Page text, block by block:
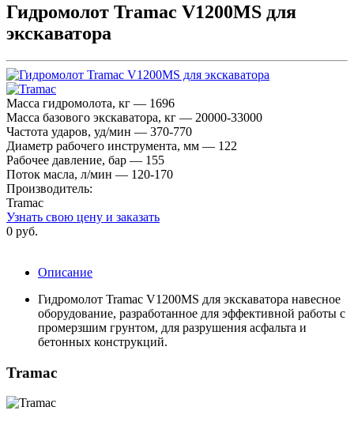
Гидромолот Tramac V1200MS для
экскаватора
Масса гидромолота, кг — 1696
Масса базового экскаватора, кг — 20000-33000
Частота ударов, уд/мин — 370-770
Диаметр рабочего инструмента, мм — 122
Рабочее давление, бар — 155
Поток масла, л/мин — 120-170
Производитель:
Tramac
Узнать свою цену и заказать
0 руб.
Описание
Гидромолот Tramac V1200MS для экскаватора навесное
оборудование, разработанное для эффективной работы с
промерзшим грунтом, для разрушения асфальта и
бетонных конструкций.
Tramac